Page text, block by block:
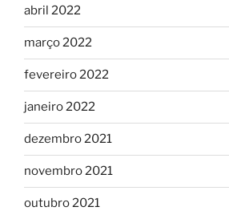
abril 2022
março 2022
fevereiro 2022
janeiro 2022
dezembro 2021
novembro 2021
outubro 2021